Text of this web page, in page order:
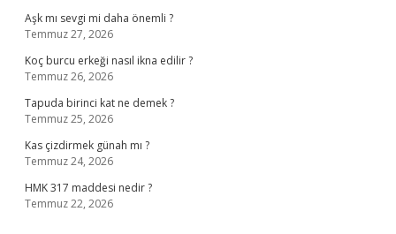
Aşk mı sevgi mi daha önemli ?
Temmuz 27, 2026
Koç burcu erkeği nasıl ikna edilir ?
Temmuz 26, 2026
Tapuda birinci kat ne demek ?
Temmuz 25, 2026
Kas çizdirmek günah mı ?
Temmuz 24, 2026
HMK 317 maddesi nedir ?
Temmuz 22, 2026